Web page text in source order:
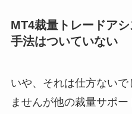
MT4裁量トレードア
手法はついていない
いや、それは仕方ない
ませんが他の裁量サポ